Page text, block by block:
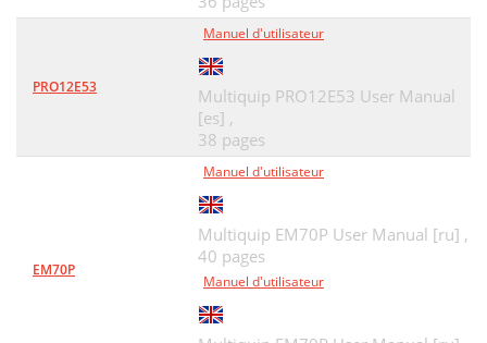
PRO12E53
Manuel d'utilisateur
Multiquip PRO12E53 User Manual
[es] ,
38 pages
EM70P
Manuel d'utilisateur
Multiquip EM70P User Manual [ru] ,
40 pages
Manuel d'utilisateur